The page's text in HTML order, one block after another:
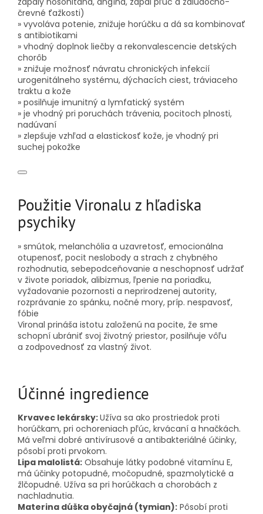
črevné ťažkosti)
» vyvoláva potenie, znižuje horúčku a dá sa kombinovať
s antibiotikami
» vhodný doplnok liečby a rekonvalescencie detských
chorôb
» znižuje možnosť návratu chronických infekcií
urogenitálneho systému, dýchacích ciest, tráviaceho
traktu a kože
» posilňuje imunitný a lymfatický systém
» je vhodný pri poruchách trávenia, pocitoch plnosti,
nadúvaní
» zlepšuje vzhľad a elastickosť kože, je vhodný pri
suchej pokožke
Použitie Vironalu z hľadiska
psychiky
» smútok, melanchólia a uzavretosť, emocionálna
otupenosť, pocit neslobody a strach z chybného
rozhodnutia, sebepodceňovanie a neschopnosť udržať
v živote poriadok, alibizmus, ľpenie na poriadku,
vyžadovanie pozornosti a neprirodzenej autority,
rozprávanie zo spánku, nočné mory, príp. nespavosť,
fóbie
Vironal prináša istotu založenú na pocite, že sme
schopní ubrániť svoj životný priestor, posilňuje vôľu
a zodpovednosť za vlastný život.
Účinné ingredience
Krvavec lekársky:Užíva sa ako prostriedok proti
horúčkam, pri ochoreniach pľúc, krvácaní a hnačkách.
Má veľmi dobré antivírusové a antibakteriálné účinky,
pôsobí proti prvokom.
Lipa malolistá: Obsahuje látky podobné vitamínu E,
má účinky potopudné, močopudné, spazmolytické a
žlčopudné. Užíva sa pri horúčkach a chorobách z
nachladnutia.
Materina dúška obyčajná (tymian): Pôsobí proti